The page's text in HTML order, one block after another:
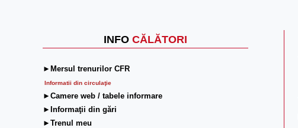
INFO CĂLĂTORI
►Mersul trenurilor CFR
Informatii din circulaţie
►Camere web / tabele informare
►Informaţii din gări
►Trenul meu